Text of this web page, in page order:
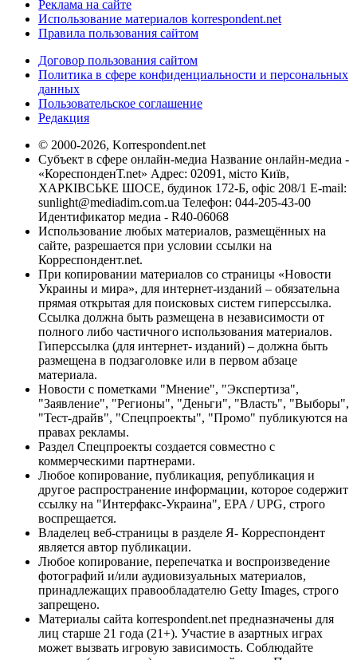
Реклама на сайте
Использование материалов korrespondent.net
Правила пользования сайтом
Договор пользования сайтом
Политика в сфере конфиденциальности и персональных
данных
Пользовательское соглашение
Редакция
© 2000-2026, Korrespondent.net
Субъект в сфере онлайн-медиа Название онлайн-медиа -
«КореспонденТ.net» Адрес: 02091, місто Київ,
ХАРКІВСЬКЕ ШОСЕ, будинок 172-Б, офіс 208/1 E-mail:
sunlight@mediadim.com.ua Телефон: 044-205-43-00
Идентификатор медиа - R40-06068
Использование любых материалов, размещённых на
сайте, разрешается при условии ссылки на
Корреспондент.net.
При копировании материалов со страницы «Новости
Украины и мира», для интернет-изданий – обязательна
прямая открытая для поисковых систем гиперссылка.
Ссылка должна быть размещена в независимости от
полного либо частичного использования материалов.
Гиперссылка (для интернет- изданий) – должна быть
размещена в подзаголовке или в первом абзаце
материала.
Новости с пометками "Мнение", "Экспертиза",
"Заявление", "Регионы", "Деньги", "Власть", "Выборы",
"Тест-драйв", "Спецпроекты", "Промо" публикуются на
правах рекламы.
Раздел Спецпроекты создается совместно с
коммерческими партнерами.
Любое копирование, публикация, републикация и
другое распространение информации, которое содержит
ссылку на "Интерфакс-Украина", EPA / UPG, строго
воспрещается.
Владелец веб-страницы в разделе Я- Корреспондент
является автор публикации.
Любое копирование, перепечатка и воспроизведение
фотографий и/или аудиовизуальных материалов,
принадлежащих правообладателю Getty Images, строго
запрещено.
Материалы сайта korrespondent.net предназначены для
лиц старше 21 года (21+). Участие в азартных играх
может вызвать игровую зависимость. Соблюдайте